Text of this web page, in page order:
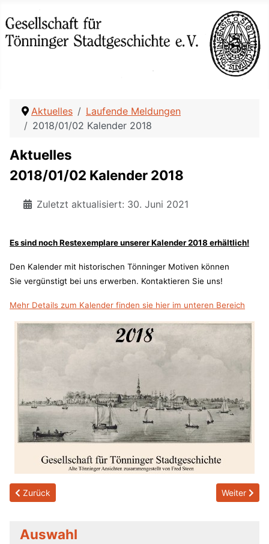
Aktuelles
Laufende Meldungen
2018/01/02 Kalender 2018
Aktuelles
2018/01/02 Kalender 2018
Zuletzt aktualisiert: 30. Juni 2021
Es sind noch Restexemplare unserer Kalender 2018 erhältlich!
Den Kalender mit historischen Tönninger Motiven können
Sie vergünstigt bei uns erwerben. Kontaktieren Sie uns!
Mehr Details zum Kalender finden sie hier im unteren Bereich
Previous article: 2018/04/29 Danksagungen
Zurück Next
Weiter
Auswahl